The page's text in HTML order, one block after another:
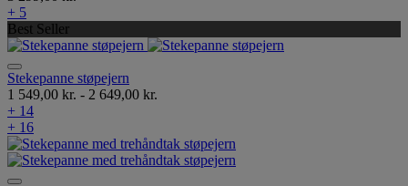
+ 5
Best Seller
Stekepanne støpejern
1 549,00 kr. - 2 649,00 kr.
+ 14
+ 16